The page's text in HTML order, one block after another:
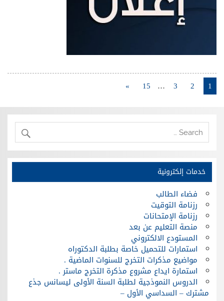
1
2
3
…
15
»
خدمات إلكترونية
فضاء الطالب
رزنامة التوقيت
رزنامة الإمتحانات
منصة التعليم عن بعد
المستودع الالكتروني
استمارات للتحميل خاصة بطلبة الدكتوراه
مواضيع مذكرات التخرج للسنوات الماضية .
استمارة ايداع مشروع مذكرة التخرج ماستر .
الدروس النموذجية لطلبة السنة الأولى ليسانس جذع
مشترك – السداسي الأول –